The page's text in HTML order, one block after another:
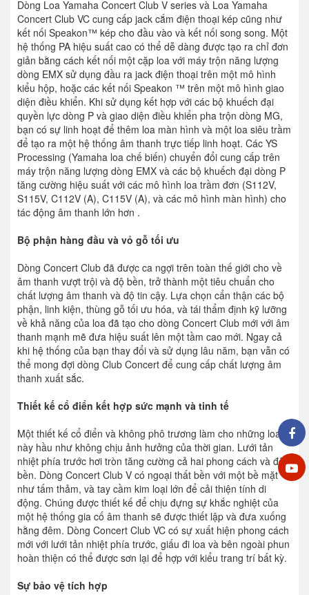
Dòng Loa Yamaha Concert Club V series và Loa Yamaha
Concert Club VC cung cấp jack cắm điện thoại kép cũng như
kết nối Speakon™ kép cho đầu vào và kết nối song song. Một
hệ thống PA hiệu suất cao có thể dễ dàng được tạo ra chỉ đơn
giản bằng cách kết nối một cặp loa với máy trộn năng lượng
dòng EMX sử dụng đầu ra jack điện thoại trên một mô hình
kiểu hộp, hoặc các kết nối Speakon ™ trên một mô hình giao
diện điều khiển. Khi sử dụng kết hợp với các bộ khuếch đại
quyền lực dòng P và giao diện điều khiển pha trộn dòng MG,
bạn có sự linh hoạt để thêm loa màn hình và một loa siêu trầm
để tạo ra một hệ thống âm thanh trực tiếp linh hoạt. Các YS
Processing (Yamaha loa chế biến) chuyển đổi cung cấp trên
máy trộn năng lượng dòng EMX và các bộ khuếch đại dòng P
tăng cường hiệu suất với các mô hình loa trầm đơn (S112V,
S115V, C112V (A), C115V (A), và các mô hình màn hình) cho
tác động âm thanh lớn hơn .
Bộ phận hàng đầu và vỏ gỗ tối ưu
Dòng Concert Club đã được ca ngợi trên toàn thế giới cho về
âm thanh vượt trội và độ bền, trở thành một tiêu chuẩn cho
chất lượng âm thanh và độ tin cậy. Lựa chọn cẩn thận các bộ
phận, linh kiện, thùng gỗ tối ưu hóa, và tái thẩm định kỹ lưỡng
về khả năng của loa đã tạo cho dòng Concert Club mới với âm
thanh mạnh mẽ đưa hiệu suất lên một tầm cao mới. Ngay cả
khi hệ thống của bạn thay đổi và sử dụng lâu năm, bạn vẫn có
thể mong đợi dòng Club Concert để cung cấp chất lượng âm
thanh xuất sắc.
Thiết kế cổ điển kết hợp sức mạnh và tinh tế
Một thiết kế cổ điển và không phô trương làm cho những loa
này hầu như không chịu ảnh hưởng của thời gian. Lưới tản
nhiệt phía trước hơi tròn tăng cường cả hai phong cách và độ
bền. Dòng Concert Club V có ngoại thất bền với một bề mặt
như tấm thảm, và tay cầm kim loại lớn để cải thiện tính di
động. Chúng được thiết kế để chịu đựng sự khắc nghiệt của
một hệ thống gia cố âm thanh sẽ được thiết lập và đưa xuống
hằng đêm. Dòng Concert Club VC có sự xuất hiện phong cách
mới với lưới tản nhiệt phía trước, giấu đi loa và bên ngoài phun
hoàn thiện có thể được sơn lại để hợp với kiểu trang trí bất kỳ.
Sự bảo vệ tích hợp